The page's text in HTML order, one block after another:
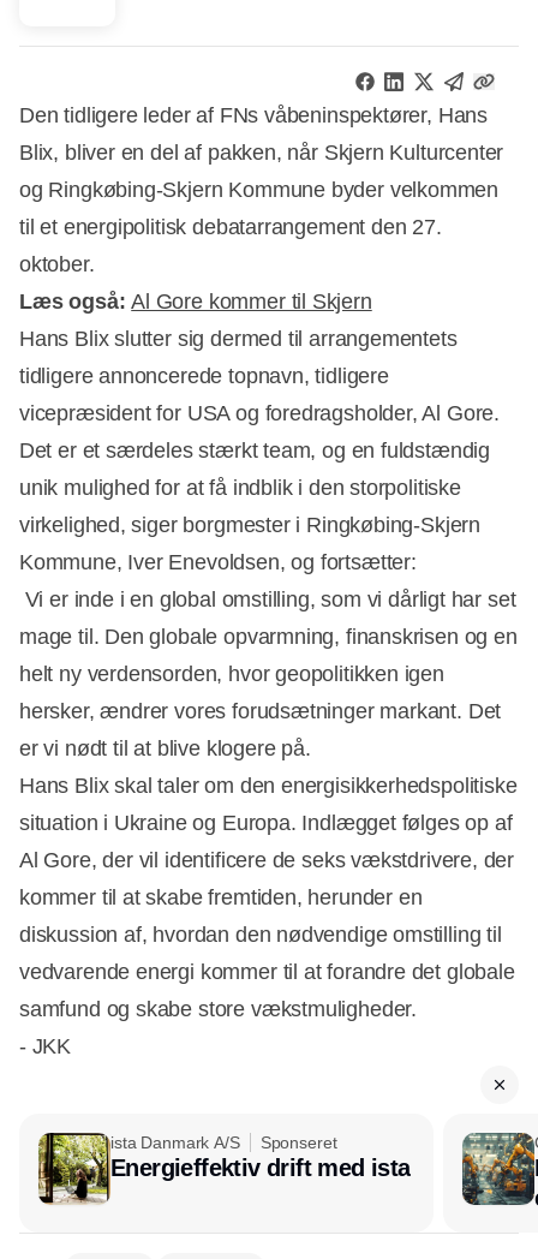
Den tidligere leder af FNs våbeninspektører, Hans
Blix, bliver en del af pakken, når Skjern Kulturcenter
og Ringkøbing-Skjern Kommune byder velkommen
til et energipolitisk debatarrangement den 27.
oktober.
Læs også: Al Gore kommer til Skjern
Hans Blix slutter sig dermed til arrangementets
tidligere annoncerede topnavn, tidligere
vicepræsident for USA og foredragsholder, Al Gore.
Det er et særdeles stærkt team, og en fuldstændig
unik mulighed for at få indblik i den storpolitiske
virkelighed, siger borgmester i Ringkøbing-Skjern
Kommune, Iver Enevoldsen, og fortsætter:
Vi er inde i en global omstilling, som vi dårligt har set
mage til. Den globale opvarmning, finanskrisen og en
helt ny verdensorden, hvor geopolitikken igen
hersker, ændrer vores forudsætninger markant. Det
er vi nødt til at blive klogere på.
Hans Blix skal taler om den energisikkerhedspolitiske
situation i Ukraine og Europa. Indlægget følges op af
Al Gore, der vil identificere de seks vækstdrivere, der
kommer til at skabe fremtiden, herunder en
diskussion af, hvordan den nødvendige omstilling til
vedvarende energi kommer til at forandre det globale
samfund og skabe store vækstmuligheder.
- JKK
ista Danmark A/S Sponseret
Energieffektiv drift med ista